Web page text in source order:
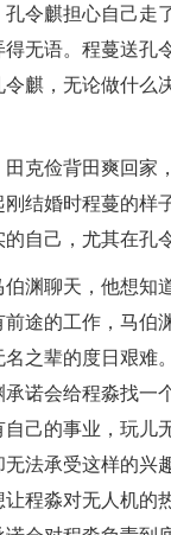
令麒担心自己走
无语。程蔓送孔
麒，无论做什么
俭背田爽回家
结婚时程蔓的样
自己，尤其在孔
聊天，他想知
途的工作，马伯
之辈的度日艰难
诺会给程淼找一
己的事业，玩儿
法承受这样的兴
程淼对无人机的